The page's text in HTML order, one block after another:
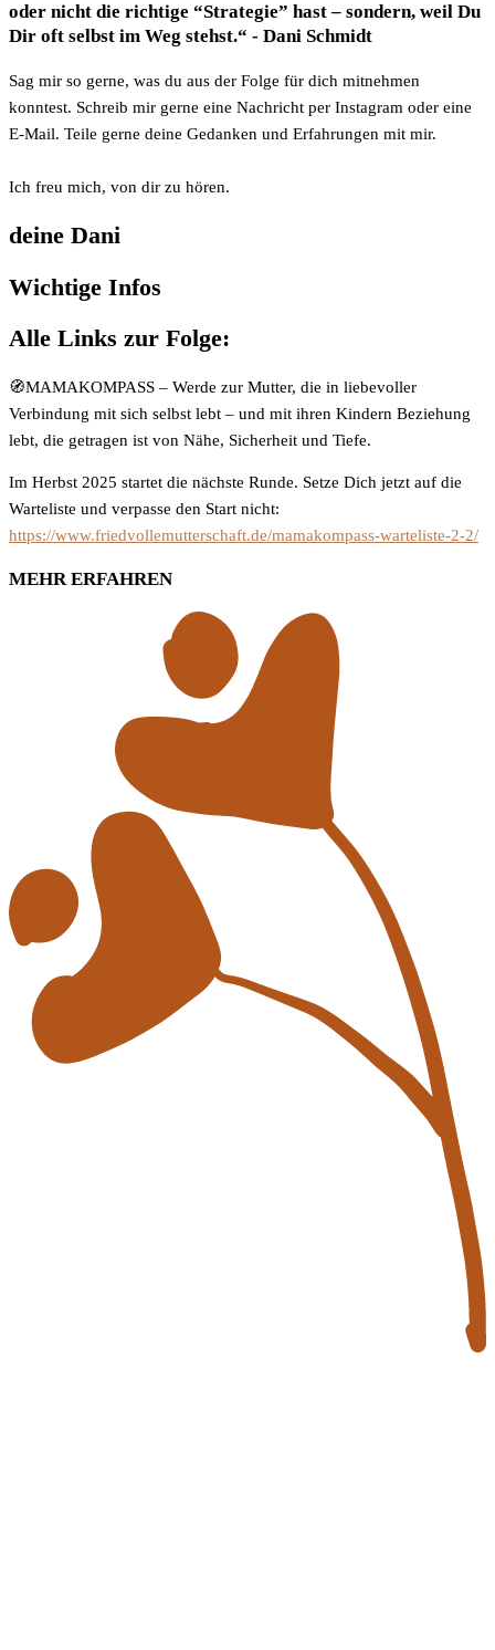
oder nicht die richtige “Strategie” hast – sondern, weil Du
Dir oft selbst im Weg stehst.“ - Dani Schmidt
Sag mir so gerne, was du aus der Folge für dich mitnehmen
konntest. Schreib mir gerne eine Nachricht per Instagram oder eine
E-Mail. Teile gerne deine Gedanken und Erfahrungen mit mir.
Ich freu mich, von dir zu hören.
deine Dani
Wichtige Infos
Alle Links zur Folge:
🧭MAMAKOMPASS – Werde zur Mutter, die in liebevoller
Verbindung mit sich selbst lebt – und mit ihren Kindern Beziehung
lebt, die getragen ist von Nähe, Sicherheit und Tiefe.
Im Herbst 2025 startet die nächste Runde. Setze Dich jetzt auf die
Warteliste und verpasse den Start nicht:
https://www.friedvollemutterschaft.de/mamakompass-warteliste-2-2/
MEHR ERFAHREN